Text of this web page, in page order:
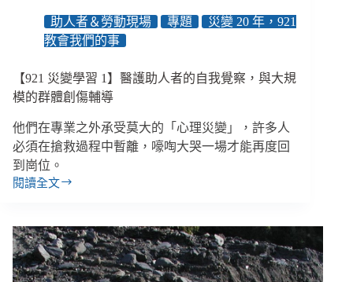
助人者＆勞動現場 專題
災變 20 年，921
教會我們的事
【921 災變學習 1】醫護助人者的自我覺察，與大規
模的群體創傷輔導
他們在專業之外承受莫大的「心理災變」，許多人
必須在搶救過程中暫離，嚎啕大哭一場才能再度回
到崗位。
閱讀全文
【921
學
習
1】